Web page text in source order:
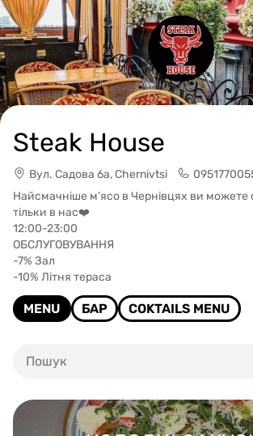
Steak House
Вул. Садова 6а, Chernivtsi
Найсмачніше м’ясо в Чернівцях ви можете
тільки в нас❤️
12:00-23:00
ОБСЛУГОВУВАННЯ
-7% Зал
-10% Літня тераса
MENU БАР COKTAILS MENU